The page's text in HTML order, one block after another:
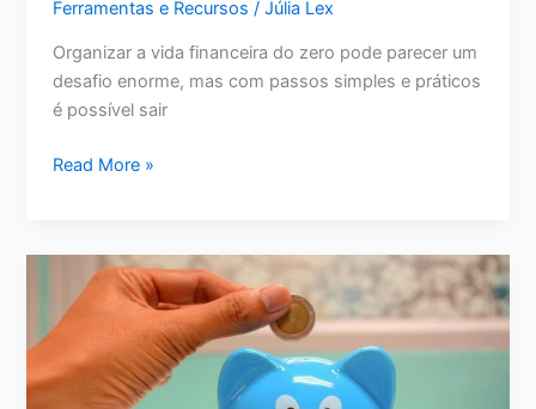
Ferramentas e Recursos /Júlia Lex
Organizar a vida financeira do zero pode parecer um
desafio enorme, mas com passos simples e práticos
é possível sair
Como
Vida
Financeira
do
Zero:
Passo
Read More »